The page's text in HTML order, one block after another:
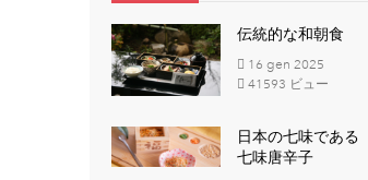
伝統的な和朝食
16 gen 2025
41593 ビュー
日本の七味である
七味唐辛子